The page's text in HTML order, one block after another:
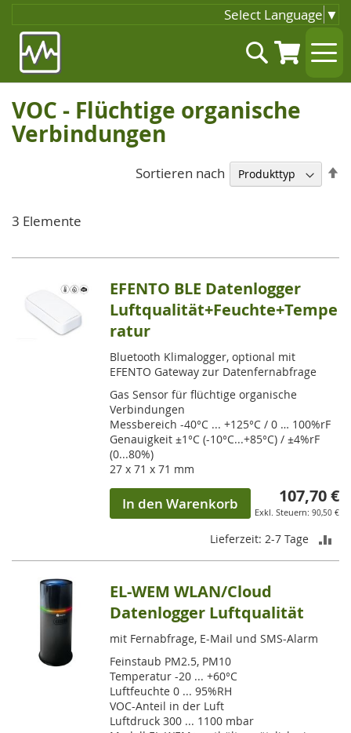
Select Language ▼
Inhalt
springen
Suche
VOC - Flüchtige organische
Verbindungen
3 Elemente
Sortieren nach
EFENTO BLE Datenlogger
Luftqualität+Feuchte+Tempe
ratur
Bluetooth Klimalogger, optional mit
EFENTO Gateway zur Datenfernabfrage
Gas Sensor für flüchtige organische
Verbindungen
Messbereich -40°C ... +125°C / 0 … 100%rF
Genauigkeit ±1°C (-10°C...+85°C) / ±4%rF
(0...80%)
27 x 71 x 71 mm
107,70 €
90,50 €
In den Warenkorb
Lieferzeit: 2-7 Tage
EL-WEM WLAN/Cloud
Datenlogger Luftqualität
mit Fernabfrage, E-Mail und SMS-Alarm
Feinstaub PM2.5, PM10
Temperatur -20 ... +60°C
Luftfeuchte 0 ... 95%RH
VOC-Anteil in der Luft
Luftdruck 300 ... 1100 mbar